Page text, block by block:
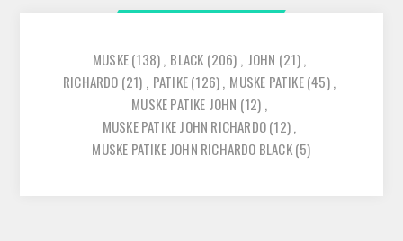
MUSKE(138), BLACK (206) , JOHN (21),
RICHARDO (21) , PATIKE(126), MUSKE PATIKE(45),
MUSKE PATIKE JOHN (12) ,
MUSKE PATIKE JOHN RICHARDO(12),
MUSKE PATIKE JOHN RICHARDO BLACK(5)